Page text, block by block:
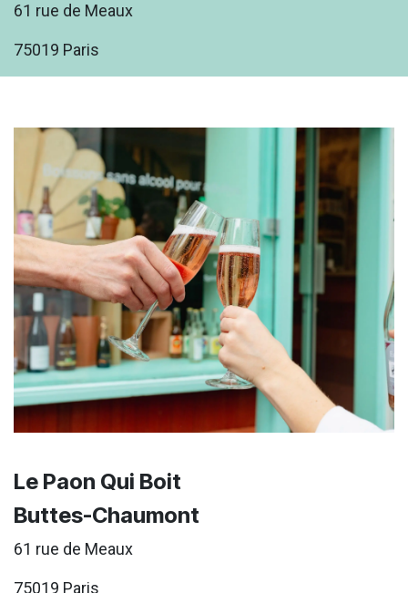
61 rue de Meaux
75019 Paris
Le Paon Qui Boit
Buttes-Chaumont
61 rue de Meaux
75019 Paris